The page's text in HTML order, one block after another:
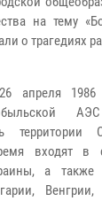
на тему
о трагедиях
апреля 1986
АЭС
территории
входят в
а